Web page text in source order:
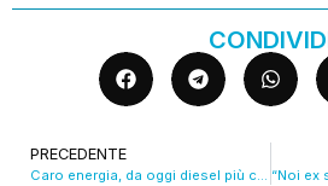
PRECEDENTE
Caro energia, da oggi diesel più caro di 8 centesimi per effetto del decreto carburanti del Governo